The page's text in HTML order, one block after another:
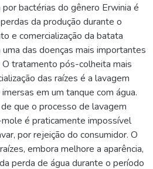
bactérias do gênero Erwinia é
da produção durante o
e comercialização da batata
das doenças mais importantes
tratamento pós-colheita mais
das raízes é a lavagem
em um tanque com água.
que o processo de lavagem
é praticamente impossível
por rejeição do consumidor. O
embora melhore a aparência,
perda de água durante o período